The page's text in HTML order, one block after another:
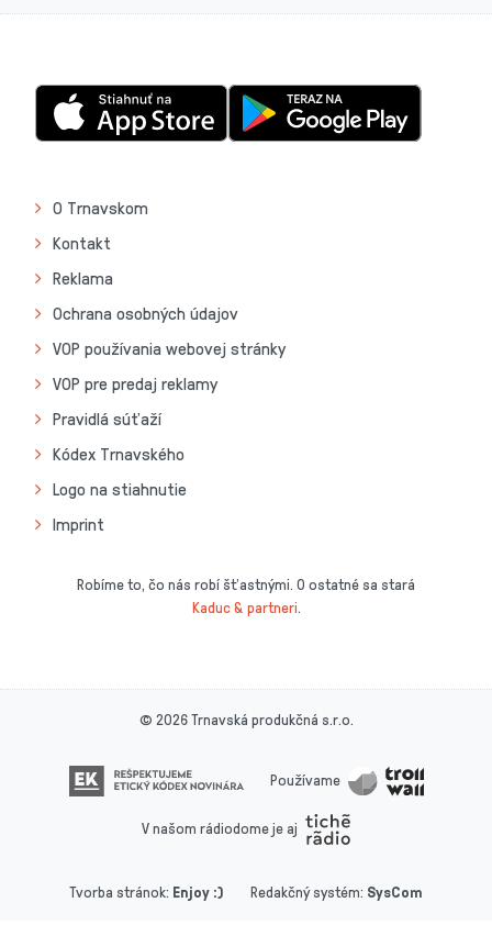
O Trnavskom
Kontakt
Reklama
Ochrana osobných údajov
VOP používania webovej stránky
VOP pre predaj reklamy
Pravidlá súťaží
Kódex Trnavského
Logo na stiahnutie
Imprint
Robíme to, čo nás robí šťastnými. O ostatné sa stará
Kaduc & partneri.
© 2026 Trnavská produkčná s.r.o.
Používame
V našom rádiodome je aj
Tvorba stránok: Enjoy :) Redakčný systém: SysCom